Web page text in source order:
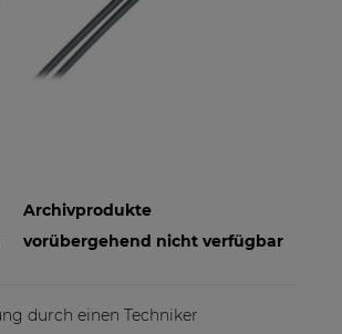
Archivprodukte
vorübergehend nicht verfügbar
durch einen Techniker